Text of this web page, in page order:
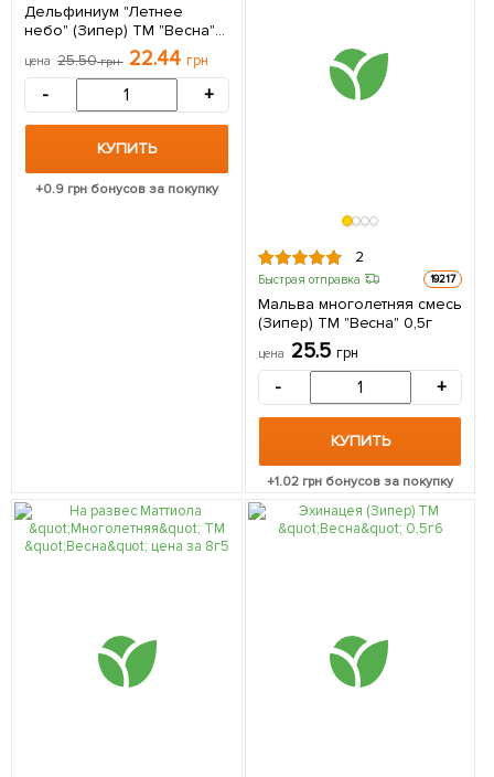
Дельфиниум "Летнее
небо" (Зипер) ТМ "Весна"
цена 25.50грн 22.44 грн
- +
КУПИТЬ
+0.9 грн бонусов за покупку
2
Быстрая отправка 19217
Мальва многолетняя смесь
(Зипер) ТМ "Весна" 0,5г
цена 25.5 грн
- +
КУПИТЬ
+1.02 грн бонусов за покупку